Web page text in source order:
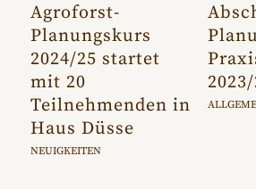
Agroforst-
Planungskurs
2024/25 startet
mit 20
Teilnehmenden in
Haus Düsse
NEUIGKEITEN